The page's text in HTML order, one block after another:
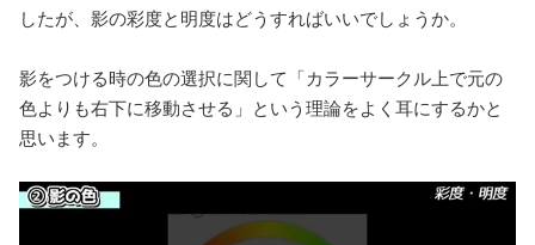
したが、影の彩度と明度はどうすればいいでしょうか。
影をつける時の色の選択に関して「カラーサークル上で元の
色よりも右下に移動させる」という理論をよく耳にするかと
思います。